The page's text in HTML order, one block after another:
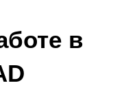
в